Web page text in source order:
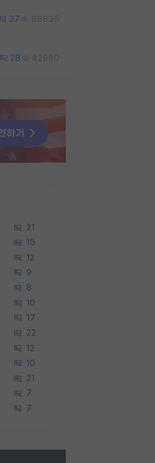
37 88835
28 42880
21
15
12
9
8
10
17
22
12
10
21
7
7